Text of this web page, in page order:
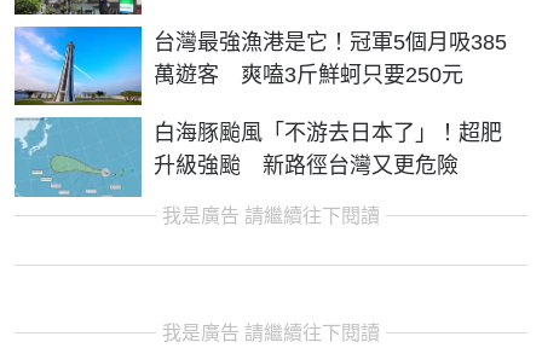
台灣最強漁港是它！冠軍5個月吸385
萬遊客 爽嗑3斤鮮蚵只要250元
白海豚颱風「不游去日本了」！超肥
升級強颱 新路徑台灣又更危險
我是廣告 請繼續往下閱讀
我是廣告 請繼續往下閱讀